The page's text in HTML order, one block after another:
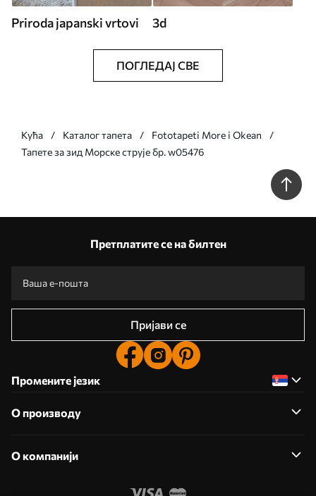
Priroda japanski vrtovi 3d
ПОГЛЕДАЈ СВЕ
Кућа Каталог тапета
Fototapeti More i Okean
Тапете за зид Морске струје бр. w05476
Претплатите се на билтен
Пријави се
Промените језик
О производу
О компанији